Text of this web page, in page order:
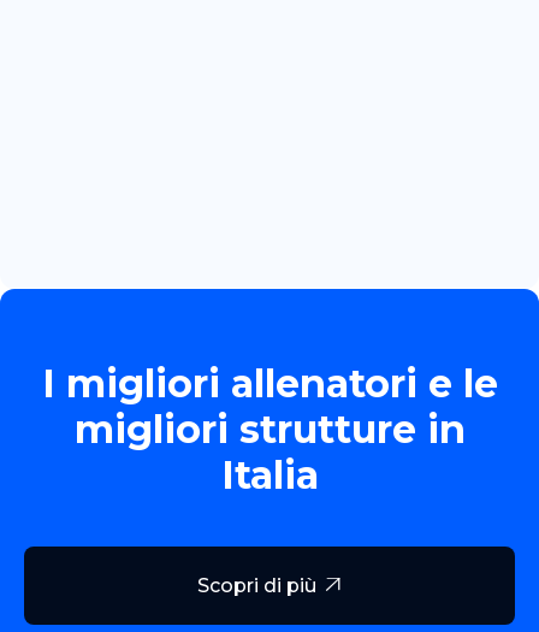
I migliori allenatori e le
migliori strutture in
Italia
Scopri di più 